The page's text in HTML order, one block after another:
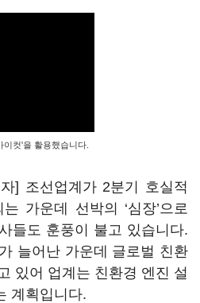
컷'을 활용했습니다.
] 조선업계가 2분기 호실적
가운데 선박의 ‘심장’으로
들도 훈풍이 불고 있습니다.
늘어난 가운데 글로벌 친환
있어 업계는 친환경 엔진 설
계획입니다.